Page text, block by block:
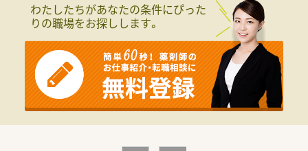
わたしたちがあなたの条件にぴった
りの職場をお探しします。